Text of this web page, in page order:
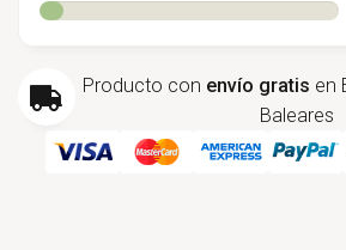
Producto con envío gratis en
Baleares